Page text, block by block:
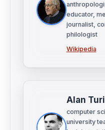
educator,
journalist,
philologist
Wikipedia
Alan
computer
university